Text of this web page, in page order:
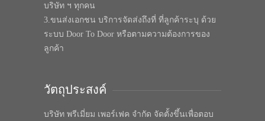
บริษัท ฯ ทุกคน
3.ขนส่งเอกชน บริการจัดส่งถึงที่ ที่ลูกค้าระบุ ด้วย
ระบบ Door To Door หรือตามความต้องการของ
ลูกค้า
วัตถุประสงค์
บริษัท พรีเมี่ยม เพอร์เฟค จำกัด จัดตั้งขึ้นเพื่อตอบ